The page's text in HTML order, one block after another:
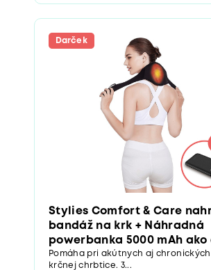
Darček
Stylies Comfort & Care
bandáž na krk + Náhradná
powerbanka 5000 mAh
Pomáha pri akútnych aj
krčnej chrbtice. 3...